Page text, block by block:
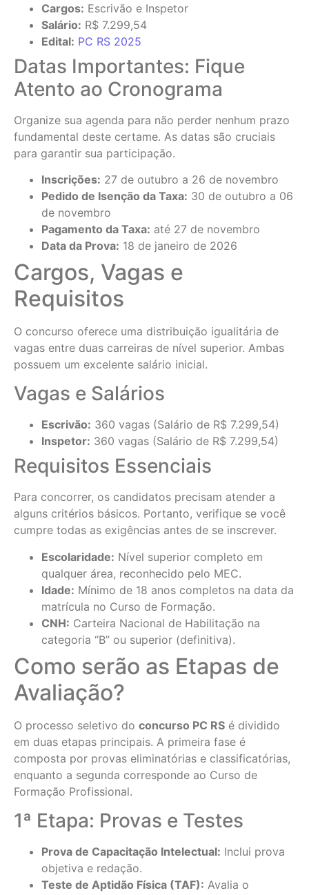
Cargos: Escrivão e Inspetor
Salário: R$ 7.299,54
Edital: PC RS 2025
Datas Importantes: Fique
Atento ao Cronograma
Organize sua agenda para não perder nenhum prazo
fundamental deste certame. As datas são cruciais
para garantir sua participação.
Inscrições: 27 de outubro a 26 de novembro
Pedido de Isenção da Taxa: 30 de outubro a 06
de novembro
Pagamento da Taxa: até 27 de novembro
Data da Prova: 18 de janeiro de 2026
Cargos, Vagas e
Requisitos
O concurso oferece uma distribuição igualitária de
vagas entre duas carreiras de nível superior. Ambas
possuem um excelente salário inicial.
Vagas e Salários
Escrivão: 360 vagas (Salário de R$ 7.299,54)
Inspetor: 360 vagas (Salário de R$ 7.299,54)
Requisitos Essenciais
Para concorrer, os candidatos precisam atender a
alguns critérios básicos. Portanto, verifique se você
cumpre todas as exigências antes de se inscrever.
Escolaridade: Nível superior completo em
qualquer área, reconhecido pelo MEC.
Idade: Mínimo de 18 anos completos na data da
matrícula no Curso de Formação.
CNH: Carteira Nacional de Habilitação na
categoria “B” ou superior (definitiva).
Como serão as Etapas de
Avaliação?
O processo seletivo do concurso PC RS é dividido
em duas etapas principais. A primeira fase é
composta por provas eliminatórias e classificatórias,
enquanto a segunda corresponde ao Curso de
Formação Profissional.
1ª Etapa: Provas e Testes
Prova de Capacitação Intelectual: Inclui prova
objetiva e redação.
Teste de Aptidão Física (TAF): Avalia o